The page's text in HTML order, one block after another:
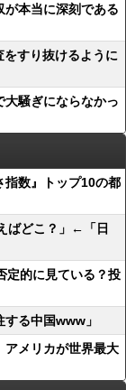
本当に深刻である
すり抜けるように
騒ぎにならなかっ
指数』トップ10の都
ばどこ？」←「日
定的に見ている？投
る中国www」
アメリカが世界最大